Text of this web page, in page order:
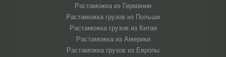
Растаможка из Германии
Растаможка грузов из Польши
Растаможка грузов из Китая
Растаможка из Америки
Растаможка грузов из Европы